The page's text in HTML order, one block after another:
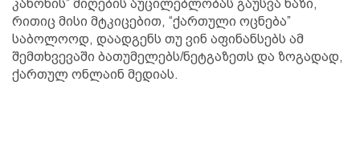
კანონის” მიღების აუცილებლობას გაუსვა ხაზი,
რითიც მისი მტკიცებით, “ქართული ოცნება”
საბოლოოდ, დაადგენს თუ ვინ აფინანსებს ამ
შემთხვევაში ბათუმელებს/ნეტგაზეთს და ზოგადად,
ქართულ ონლაინ მედიას.